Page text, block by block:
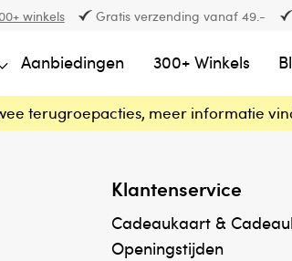
winkels Gratis verzending vanaf 49.-
Aanbiedingen 300+ Winkels
terugroepacties, meer informatie
Klantenservice
Cadeaukaart &
Openingstijden